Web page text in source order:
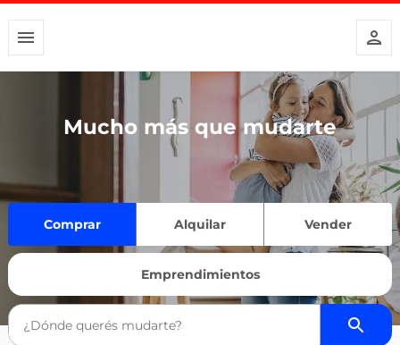
Mucho más que mudarte
Comprar Alquilar Vender
Emprendimientos